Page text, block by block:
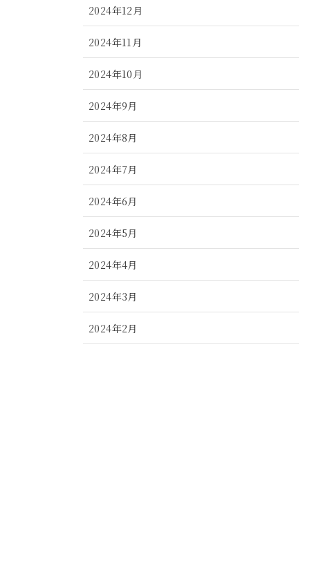
2024年12月
2024年11月
2024年10月
2024年9月
2024年8月
2024年7月
2024年6月
2024年5月
2024年4月
2024年3月
2024年2月